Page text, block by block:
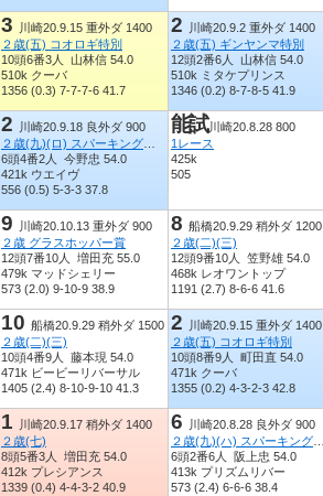
3
川崎20.9.15 重外ダ 1400
２歳(五) コオロギ特別
10頭6番3人 山林信 54.0
510k クーバ
1356 (0.3) 7-7-7-6 41.7
2
川崎20.9.2 重外ダ 1400
２歳(五) ギンヤンマ特別
12頭2番6人 山林信 54.0
510k ミタケプリンス
1346 (0.2) 8-7-8-5 41.9
2
川崎20.9.18 良外ダ 900
6頭4番2人 今野忠 54.0
421k ウエイヴ
556 (0.5) 5-3-3 37.8
能試川崎20.8.28 800
1レース
425k
505
9
川崎20.10.13 重外ダ 900
２歳 グラスホッパー賞
12頭7番10人 増田充 55.0
479k マッドシェリー
573 (2.0) 9-10-9 38.9
8 船橋20.9.29 稍外ダ 1200
２歳(二)(三)
12頭9番10人 笠野雄 54.0
468k レオワントップ
1191 (2.7) 8-6-6 41.6
10 船橋20.9.29 稍外ダ 1500
２歳(二)(三)
10頭4番9人 藤本現 54.0
471k ビービーリバーサル
1405 (2.4) 8-10-9-10 41.3
2
川崎20.9.15 重外ダ 1400
２歳(五) コオロギ特別
10頭8番9人 町田直 54.0
471k クーバ
1355 (0.2) 4-3-2-3 42.8
1
川崎20.9.17 稍外ダ 1400
２歳(七)
8頭5番3人 増田充 54.0
412k プレシアンス
1339 (0.4) 4-4-3-2 40.9
6
川崎20.8.28 良外ダ 900
6頭2番6人 阪上忠 54.0
413k プリズムリバー
573 (2.4) 6-6-6 38.4